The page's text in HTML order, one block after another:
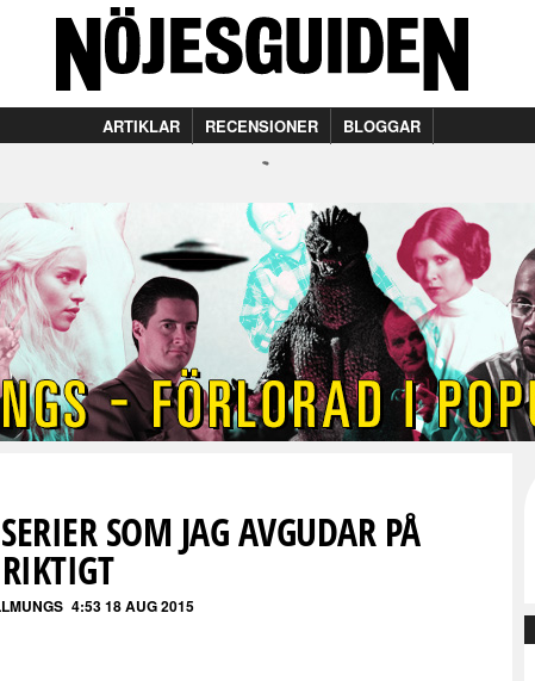
ARTIKLAR RECENSIONER BLOGGAR
SOM JAG AVGUDAR PÅ
RIKTIGT
4:53 18 AUG 2015